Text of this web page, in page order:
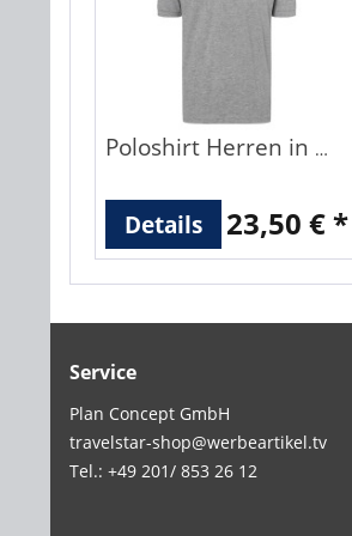
Poloshirt Herren in 5 Farben
23,50 € *
Details
Service
Plan Concept GmbH
travelstar-shop@werbeartikel.tv
Tel.: +49 201/ 853 26 12